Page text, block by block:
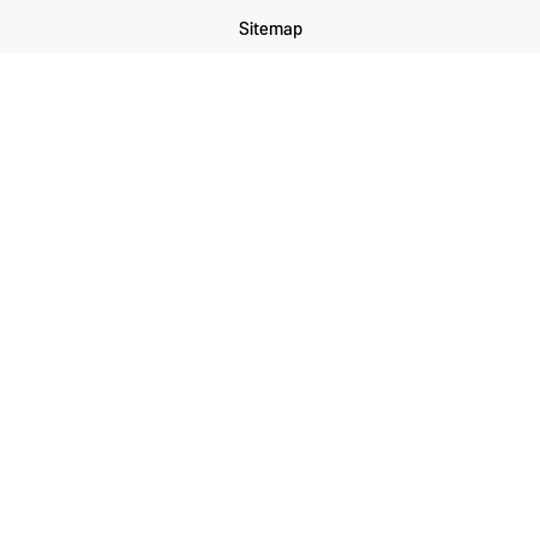
Sitemap